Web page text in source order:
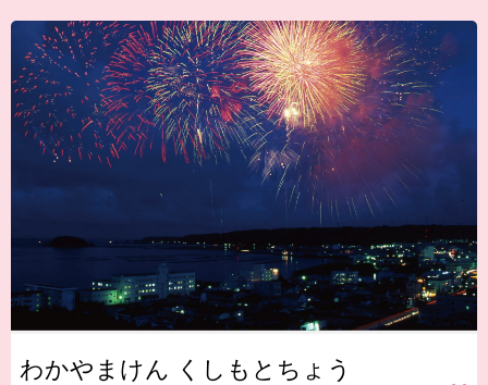
わかやまけん くしもとちょう